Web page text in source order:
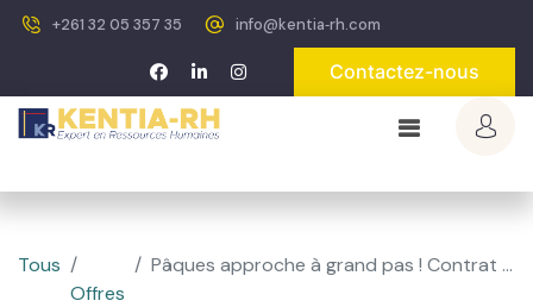
+261 32 05 357 35 info@kentia‐rh.com
Contactez-nous
Tous
Offres
Pâques approche à grand pas ! Contrat signé = Remise de 30%